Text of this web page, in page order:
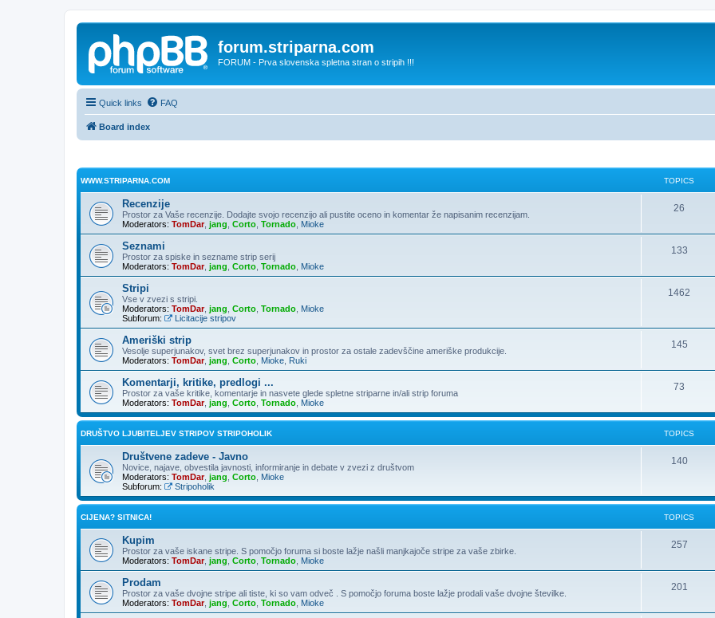
forum.striparna.com
FORUM - Prva slovenska spletna stran o stripih !!!
Quick links FAQ
Board index
WWW.STRIPARNA.COM TOPICS
Recenzije
Prostor za Vaše recenzije. Dodajte svojo recenzijo ali pustite oceno in komentar že napisanim recenzijam.
Moderators: TomDar, jang Corto Tornado Mioke
26
Seznami
Prostor za spiske in sezname strip serij
Moderators: TomDar, jang Corto Tornado Mioke
133
Stripi
Vse v zvezi s stripi.
Moderators: TomDar, jang Corto Tornado Mioke
Subforum:
Licitacije stripov
1462
Ameriški strip
Vesolje superjunakov, svet brez superjunakov in prostor za ostale zadevščine ameriške produkcije.
Moderators: TomDar, jang Corto Mioke Ruki
145
Komentarji, kritike, predlogi ...
Prostor za vaše kritike, komentarje in nasvete glede spletne striparne in/ali strip foruma
Moderators: TomDar, jang Corto Tornado Mioke
73
DRUŠTVO LJUBITELJEV STRIPOV STRIPOHOLIK TOPICS
Društvene zadeve - Javno
Novice, najave, obvestila javnosti, informiranje in debate v zvezi z društvom
Moderators: TomDar, jang Corto Mioke
Subforum:
Stripoholik
140
CIJENA? SITNICA! TOPICS
Kupim
Prostor za vaše iskane stripe. S pomočjo foruma si boste lažje našli manjkajoče stripe za vaše zbirke.
Moderators: TomDar, jang Corto Tornado Mioke
257
Prodam
Prostor za vaše dvojne stripe ali tiste, ki so vam odveč . S pomočjo foruma boste lažje prodali vaše dvojne številke.
Moderators: TomDar, jang Corto Tornado Mioke
201